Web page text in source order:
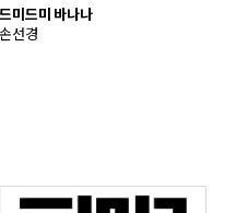
드미드미 바나나
손선경